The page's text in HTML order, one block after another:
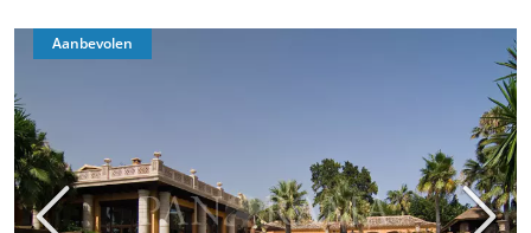
Aanbevolen